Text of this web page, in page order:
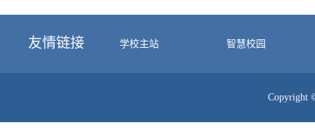
友情链接 学校主站 智慧校园
Copyright